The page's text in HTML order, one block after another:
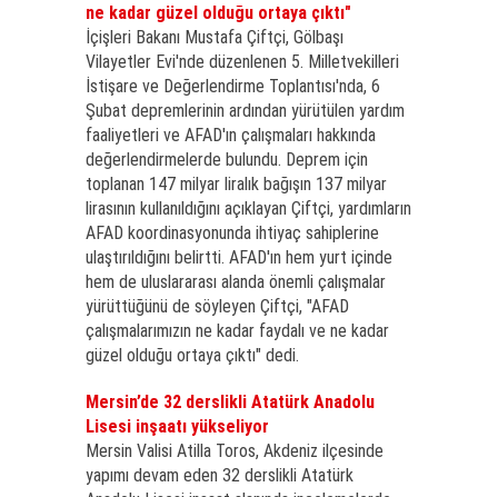
ne kadar güzel olduğu ortaya çıktı"
İçişleri Bakanı Mustafa Çiftçi, Gölbaşı
Vilayetler Evi'nde düzenlenen 5. Milletvekilleri
İstişare ve Değerlendirme Toplantısı'nda, 6
Şubat depremlerinin ardından yürütülen yardım
faaliyetleri ve AFAD'ın çalışmaları hakkında
değerlendirmelerde bulundu. Deprem için
toplanan 147 milyar liralık bağışın 137 milyar
lirasının kullanıldığını açıklayan Çiftçi, yardımların
AFAD koordinasyonunda ihtiyaç sahiplerine
ulaştırıldığını belirtti. AFAD'ın hem yurt içinde
hem de uluslararası alanda önemli çalışmalar
yürüttüğünü de söyleyen Çiftçi, "AFAD
çalışmalarımızın ne kadar faydalı ve ne kadar
güzel olduğu ortaya çıktı" dedi.
Mersin’de 32 derslikli Atatürk Anadolu
Lisesi inşaatı yükseliyor
Mersin Valisi Atilla Toros, Akdeniz ilçesinde
yapımı devam eden 32 derslikli Atatürk